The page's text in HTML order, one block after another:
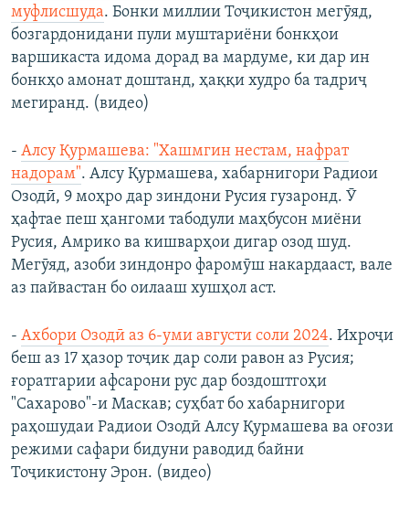
муфлисшуда. Бонки миллии Тоҷикистон мегӯяд,
бозгардонидани пули муштариёни бонкҳои
варшикаста идома дорад ва мардуме, ки дар ин
бонкҳо амонат доштанд, ҳаққи худро ба тадриҷ
мегиранд. (видео)
- Алсу Қурмашева: "Хашмгин нестам, нафрат
надорам". Алсу Қурмашева, хабарнигори Радиои
Озодӣ, 9 моҳро дар зиндони Русия гузаронд. Ӯ
ҳафтае пеш ҳангоми табодули маҳбусон миёни
Русия, Амрико ва кишварҳои дигар озод шуд.
Мегӯяд, азоби зиндонро фаромӯш накардааст, вале
аз пайвастан бо оилааш хушҳол аст.
- Ахбори Озодӣ аз 6-уми августи соли 2024. Ихроҷи
беш аз 17 ҳазор тоҷик дар соли равон аз Русия;
ғоратгарии афсарони рус дар боздоштгоҳи
"Сахарово"-и Маскав; суҳбат бо хабарнигори
раҳошудаи Радиои Озодӣ Алсу Қурмашева ва оғози
режими сафари бидуни раводид байни
Тоҷикистону Эрон. (видео)